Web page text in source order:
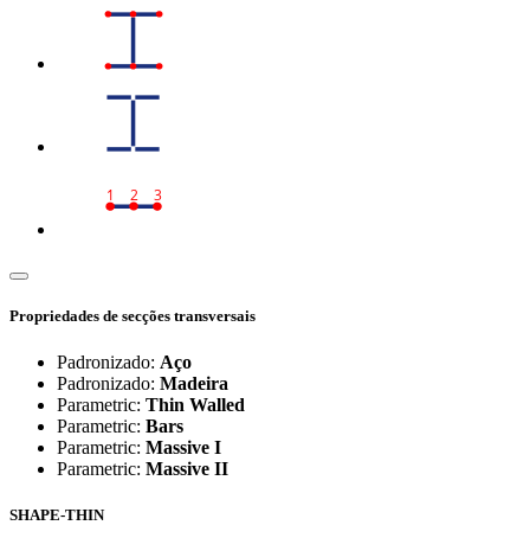
1 2 3
Propriedades de secções transversais
Padronizado: Aço
Padronizado: Madeira
Parametric: Thin Walled
Parametric: Bars
Parametric: Massive I
Parametric: Massive II
SHAPE-THIN